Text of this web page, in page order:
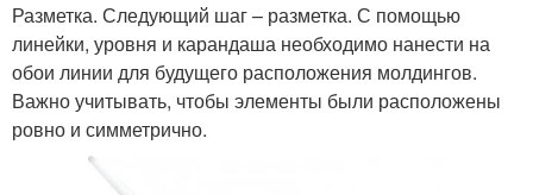
Разметка. Следующий шаг – разметка. С помощью
линейки, уровня и карандаша необходимо нанести на
обои линии для будущего расположения молдингов.
Важно учитывать, чтобы элементы были расположены
ровно и симметрично.